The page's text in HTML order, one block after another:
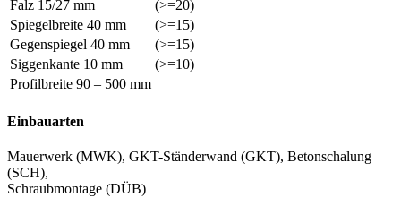
Falz 15/27 mm
(>=20)
Spiegelbreite 40 mm
(>=15)
Gegenspiegel 40 mm
(>=15)
Siggenkante 10 mm
(>=10)
Profilbreite 90 – 500 mm
Einbauarten
Mauerwerk (MWK), GKT-Ständerwand (GKT), Betonschalung
(SCH),
Schraubmontage (DÜB)